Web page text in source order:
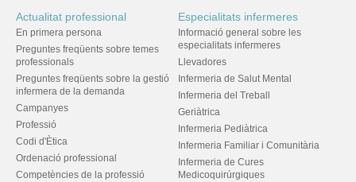
Actualitat professional
En primera persona
Preguntes freqüents sobre temes
professionals
Preguntes freqüents sobre la gestió
infermera de la demanda
Campanyes
Professió
Codi d'Ètica
Ordenació professional
Competències de la professió
Especialitats infermeres
Informació general sobre les
especialitats infermeres
Llevadores
Infermeria de Salut Mental
Infermeria del Treball
Geriàtrica
Infermeria Pediàtrica
Infermeria Familiar i Comunitària
Infermeria de Cures
Medicoquirúrgiques